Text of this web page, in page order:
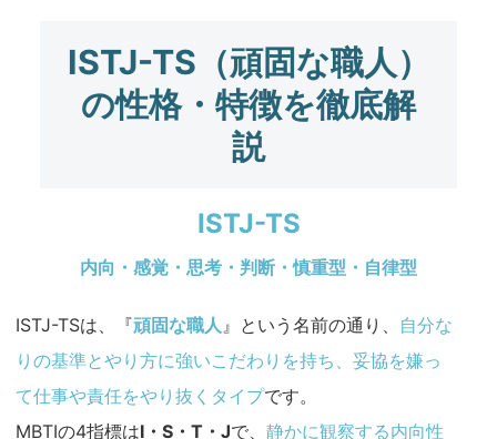
ISTJ-TS（頑固な職人）
の性格・特徴を徹底解
説
ISTJ-TS
内向・感覚・思考・判断・慎重型・自律型
ISTJ-TSは、『頑固な職人 』という名前の通り、 自分な
りの基準とやり方に強いこだわりを持ち、妥協を嫌っ
て仕事や責任をやり抜くタイプです。
MBTIの4指標はI・S・T・Jで、 静かに観察する内向性